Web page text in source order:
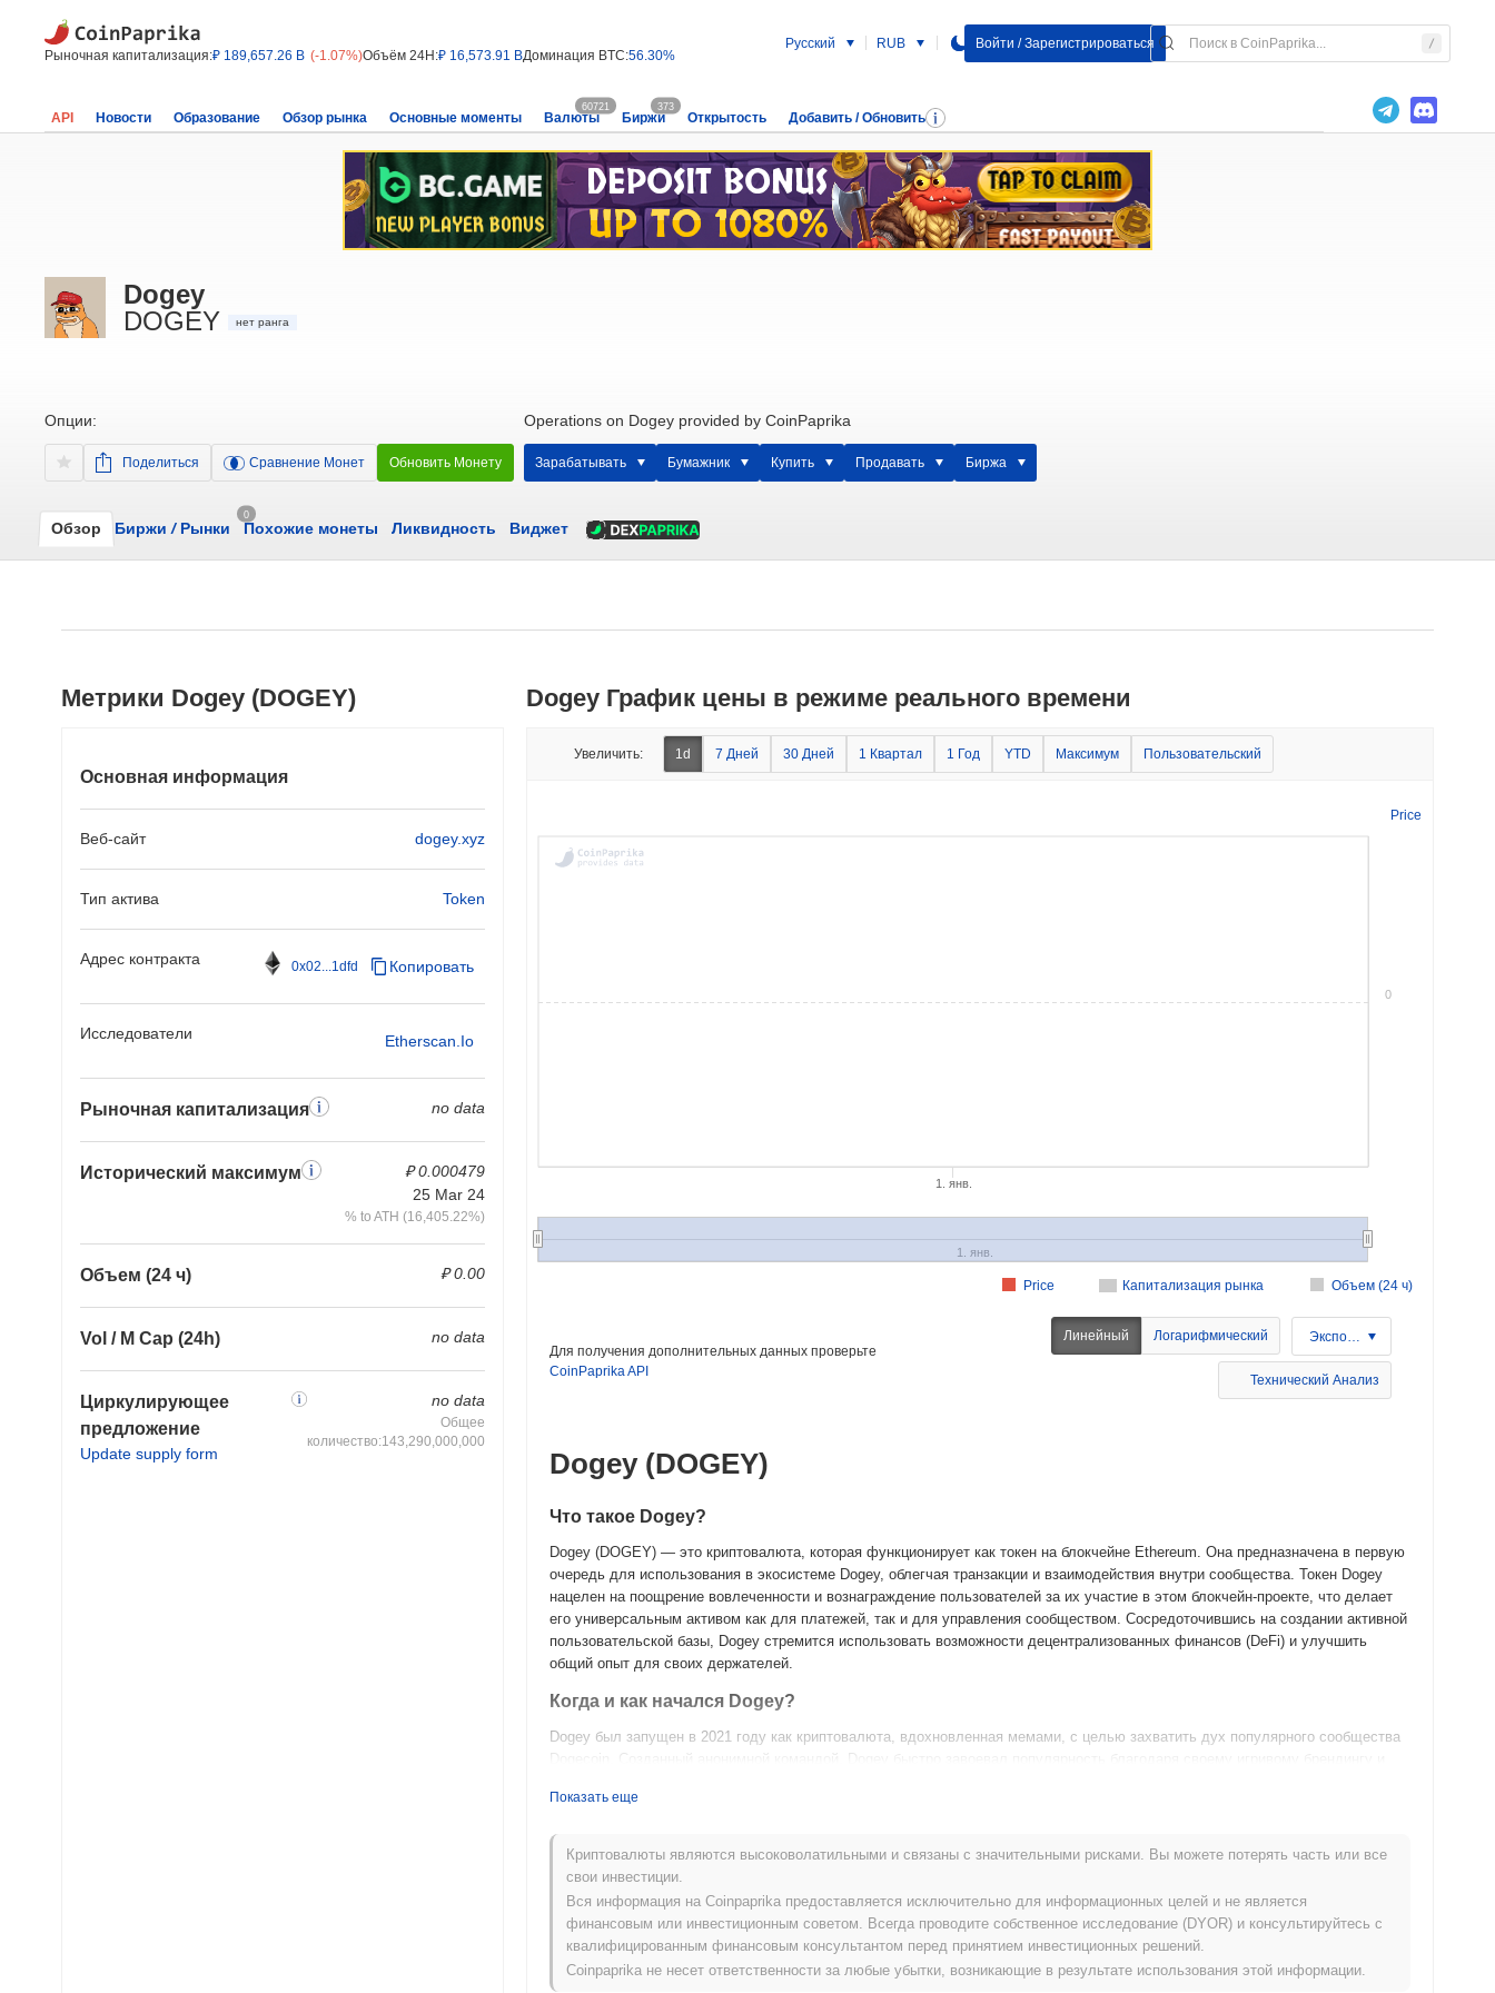
Рыночная капитализация:₽ 189,657.26 B (-1.07%)Объём 24H:₽ 16,573.91 BДоминация BTC:56.30%
Русский RUB Войти / Зарегистрироваться
API Новости Образование Обзор рынка Основные моменты Валюты
60721
Биржи
373
Открытость Добавить / Обновить
Dogey
DOGEY
нет ранга
Опции:
Поделиться Сравнение Монет Обновить Монету
Operations on Dogey provided by CoinPaprika
Зарабатывать Бумажник Купить Продавать Биржа
Обзор Биржи /Рынки
0
Похожие монеты Ликвидность Виджет
Метрики Dogey (DOGEY)
Основная информация
Веб-сайт dogey.xyz
Тип актива Token
Адрес контракта 0x02...1dfd Копировать
Исследователи Etherscan.io
Рыночная капитализация no data
Исторический максимум
₽ 0.000479
25 Mar 24
% to ATH (16,405.22%)
Объем (24 ч) ₽ 0.00
Vol / M Cap (24h) no data
Циркулирующее
предложение
Update supply form
no data
Общее
количество:143,290,000,000
Dogey График цены в режиме реального времени
Увеличить: 1d 7 Дней 30 Дней 1 Квартал 1 Год YTD Максимум Пользовательский
Price
Капитализация рынка Объем (24 ч)
Price
1. янв.
1. янв.
0
Для получения дополнительных данных проверьте
CoinPaprika API
Линейный Логарифмический Экспорт
Технический Анализ
Dogey (DOGEY)
Что такое Dogey?
Dogey (DOGEY) — это криптовалюта, которая функционирует как токен на блокчейне Ethereum. Она предназначена в первую
очередь для использования в экосистеме Dogey, облегчая транзакции и взаимодействия внутри сообщества. Токен Dogey
нацелен на поощрение вовлеченности и вознаграждение пользователей за их участие в этом блокчейн-проекте, что делает
его универсальным активом как для платежей, так и для управления сообществом. Сосредоточившись на создании активной
пользовательской базы, Dogey стремится использовать возможности децентрализованных финансов (DeFi) и улучшить
общий опыт для своих держателей.
Когда и как начался Dogey?
Dogey был запущен в 2021 году как криптовалюта, вдохновленная мемами, с целью захватить дух популярного сообщества
Dogecoin. Созданный анонимной командой, Dogey быстро завоевал популярность благодаря своему игривому брендингу и
биржах, способствуя раннему принятию и вовлечению пользователей. Разработка проекта сопровождалась активными
Что ожидает Dogey в будущем?
Dogey (DOGEY) готовится к захватывающей фазе с последними обновлениями дорожной карты, сосредоточив внимание на
повышении вовлеченности сообщества и расширении своей полезности. В ближайших планах — запуск децентрализованного
рынка и интеграция с различными платформами DeFi, направленные на увеличение объема транзакций и принятия
пользователями. Сообщество планирует проводить мероприятия и инициативы для содействия сотрудничеству и обучения
пользователей о потенциале токена. По мере развития Dogey стремится укрепить свои позиции в крипто-пространстве,
Показать еще
Криптовалюты являются высоковолатильными и связаны с значительными рисками. Вы можете потерять часть или все
свои инвестиции.
Вся информация на Coinpaprika предоставляется исключительно для информационных целей и не является
финансовым или инвестиционным советом. Всегда проводите собственное исследование (DYOR) и консультируйтесь с
квалифицированным финансовым консультантом перед принятием инвестиционных решений.
Coinpaprika не несет ответственности за любые убытки, возникающие в результате использования этой информации.